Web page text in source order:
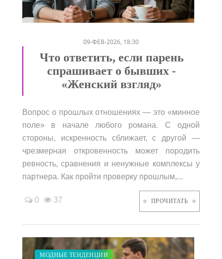
///
09-ФЕВ-2026, 18:30
Что ответить, если парень
спрашивает о бывших -
«Женский взгляд»
Вопрос о прошлых отношениях — это «минное
поле» в начале любого романа. С одной
стороны, искренность сближает, с другой —
чрезмерная откровенность может породить
ревность, сравнения и ненужные комплексы у
партнера. Как пройти проверку прошлым,...
0 37 ПРОЧИТАТЬ
ПОКАЗЫ
ДИЕТА
КРАСОТА
МОДНЫЕ ТЕНДЕНЦИИ